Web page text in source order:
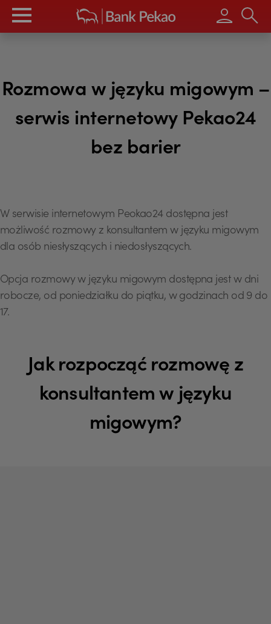
Wpisz
Rozmowa w języku migowym –
serwis internetowy Pekao24
bez barier
W serwisie internetowym Peokao24 dostępna jest
możliwość rozmowy z konsultantem w języku migowym
dla osób niesłyszących i niedosłyszących.
Opcja rozmowy w języku migowym dostępna jest w dni
robocze, od poniedziałku do piątku, w godzinach od 9 do
17.
Jak rozpocząć rozmowę z
konsultantem w języku
migowym?